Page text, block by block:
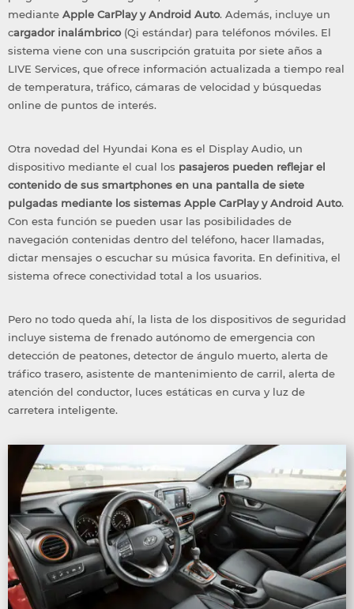
mediante Apple CarPlay y Android Auto. Además, incluye un
cargador inalámbrico(Qi estándar) para teléfonos móviles. El
sistema viene con una suscripción gratuita por siete años a
LIVE Services, que ofrece información actualizada a tiempo real
de temperatura, tráfico, cámaras de velocidad y búsquedas
online de puntos de interés.
Otra novedad del Hyundai Kona es el Display Audio, un
dispositivo mediante el cual los pasajeros pueden reflejar el
contenido de sus smartphones en una pantalla de siete
pulgadas mediante los sistemas Apple CarPlay y Android Auto.
Con esta función se pueden usar las posibilidades de
navegación contenidas dentro del teléfono, hacer llamadas,
dictar mensajes o escuchar su música favorita. En definitiva, el
sistema ofrece conectividad total a los usuarios.
Pero no todo queda ahí, la lista de los dispositivos de seguridad
incluye sistema de frenado autónomo de emergencia con
detección de peatones, detector de ángulo muerto, alerta de
tráfico trasero, asistente de mantenimiento de carril, alerta de
atención del conductor, luces estáticas en curva y luz de
carretera inteligente.